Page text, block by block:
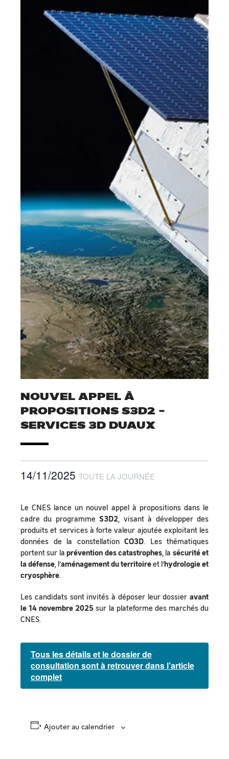
NOUVEL APPEL À
PROPOSITIONS S3D2 –
SERVICES 3D DUAUX
14/11/2025 TOUTE LA JOURNÉE
Le CNES lance un nouvel appel à propositions dans le
cadre du programmeS3D2, visant à développer des
produits et services à forte valeur ajoutée exploitant les
données de la constellation CO3D. Les thématiques
portent sur laprévention des catastrophes, la sécurité et
la défense, l’aménagement du territoireet l’hydrologie et
cryosphère.
Les candidats sont invités à déposer leur dossier avant
le 14 novembre 2025 sur la plateforme des marchés du
CNES.
Tous les détails et le dossier de
consultation sont à retrouver dans l’article
complet
Ajouter au calendrier